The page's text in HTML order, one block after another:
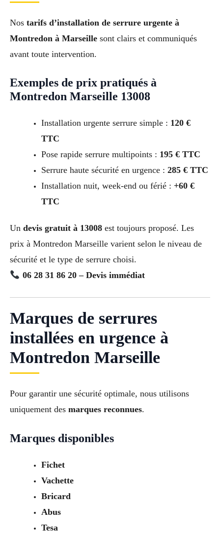
Nos tarifs d’installation de serrure urgente à
Montredon à Marseille sont clairs et communiqués
avant toute intervention.
Exemples de prix pratiqués à
Montredon Marseille 13008
Installation urgente serrure simple : 120 €
TTC
Pose rapide serrure multipoints : 195 € TTC
Serrure haute sécurité en urgence : 285 € TTC
Installation nuit, week-end ou férié : +60 €
TTC
Un devis gratuit à 13008 est toujours proposé. Les
prix à Montredon Marseille varient selon le niveau de
sécurité et le type de serrure choisi.
06 28 31 86 20 – Devis immédiat
Marques de serrures
installées en urgence à
Montredon Marseille
Pour garantir une sécurité optimale, nous utilisons
uniquement des marques reconnues.
Marques disponibles
Fichet
Vachette
Bricard
Abus
Tesa